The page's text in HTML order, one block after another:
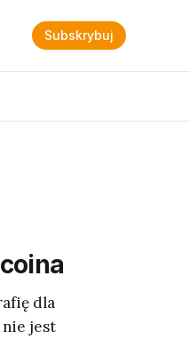
Subskrybuj
dla
nie jest